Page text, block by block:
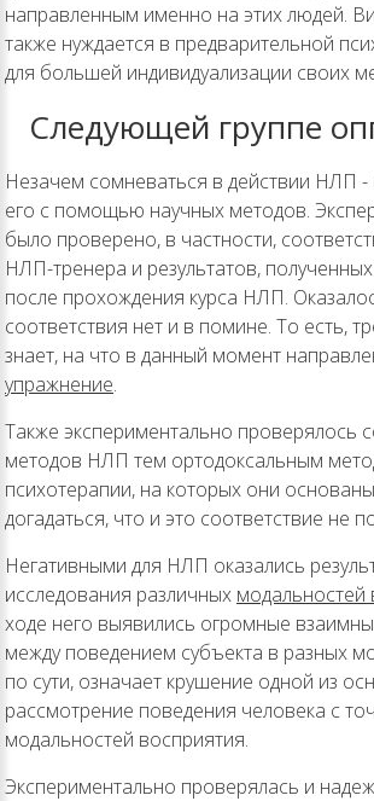
направленным именно на этих людей.
также нуждается в предварительной
для большей индивидуализации своих
Следующей группе
Незачем сомневаться в действии НЛП -
его с помощью научных методов.
было проверено, в частности,
НЛП-тренера и результатов,
после прохождения курса НЛП.
соответствия нет и в помине. То есть,
знает, на что в данный момент
упражнение.
Также экспериментально проверялось
методов НЛП тем ортодоксальным
психотерапии, на которых они
догадаться, что и это соответствие не
Негативными для НЛП оказались
исследования различных модальностей
ходе него выявились огромные
между поведением субъекта в разных
по сути, означает крушение одной из
рассмотрение поведения человека с
модальностей восприятия.
Экспериментально проверялась и